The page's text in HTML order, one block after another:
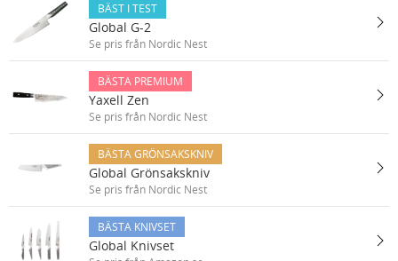
BÄST I TEST
Global G-2
Se pris från Nordic Nest
BÄSTA PREMIUM
Yaxell Zen
Se pris från Nordic Nest
BÄSTA GRÖNSAKSKNIV
Global Grönsakskniv
Se pris från Nordic Nest
BÄSTA KNIVSET
Global Knivset